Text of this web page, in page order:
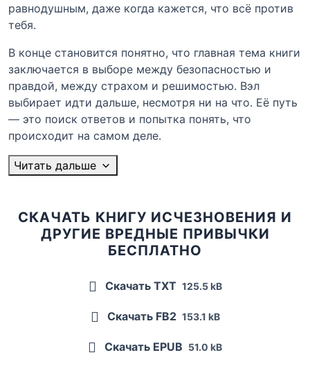
равнодушным, даже когда кажется, что всё против
тебя.
В конце становится понятно, что главная тема книги
заключается в выборе между безопасностью и
правдой, между страхом и решимостью. Вэл
выбирает идти дальше, несмотря ни на что. Её путь
— это поиск ответов и попытка понять, что
происходит на самом деле.
Читать дальше
СКАЧАТЬ КНИГУ ИСЧЕЗНОВЕНИЯ И
ДРУГИЕ ВРЕДНЫЕ ПРИВЫЧКИ
БЕСПЛАТНО
Скачать TXT 125.5 kB
Скачать FB2 153.1 kB
Скачать EPUB 51.0 kB